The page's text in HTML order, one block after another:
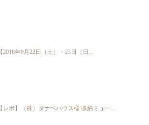
【2018年9月22日（土）・23日（日...
【レポ】（株）タナベハウス様 収納ミュー...